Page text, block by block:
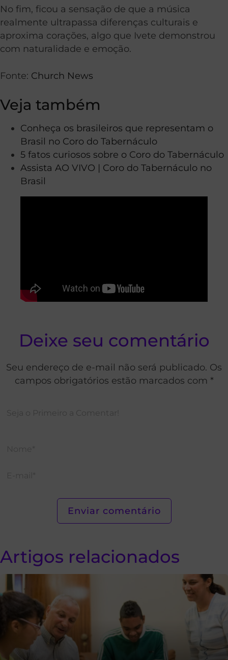
No fim, ficou a sensação de que a música
realmente ultrapassa diferenças culturais e
aproxima corações, algo que Ivete demonstrou
com naturalidade e emoção.
Fonte: Church News
Veja também
Conheça os brasileiros que representam o
Brasil no Coro do Tabernáculo
5 fatos curiosos sobre o Coro do Tabernáculo
Assista AO VIVO | Coro do Tabernáculo no
Brasil
Deixe seu comentário
Seu endereço de e-mail não será publicado. Os
campos obrigatórios estão marcados com *
Artigos relacionados